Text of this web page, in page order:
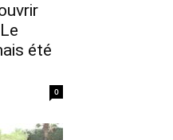
été
0